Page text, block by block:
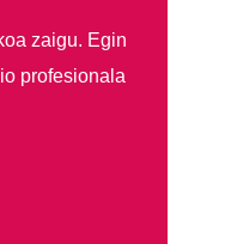
zaigu. Egin
profesionala